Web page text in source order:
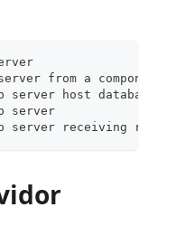
from a
server host
server
server receiving